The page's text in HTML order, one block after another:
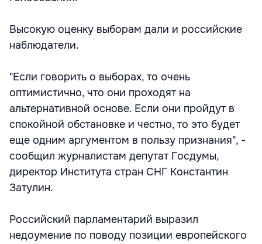
Высокую оценку выборам дали и российские
наблюдатели.
"Если говорить о выборах, то очень
оптимистично, что они проходят на
альтернативной основе. Если они пройдут в
спокойной обстановке и честно, то это будет
еще одним аргументом в пользу признания", -
сообщил журналистам депутат Госдумы,
директор Института стран СНГ Константин
Затулин.
Российский парламентарий выразил
недоумение по поводу позиции европейского